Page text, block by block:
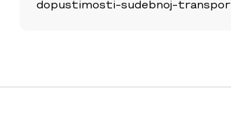
dopustimosti-sudebnoj-